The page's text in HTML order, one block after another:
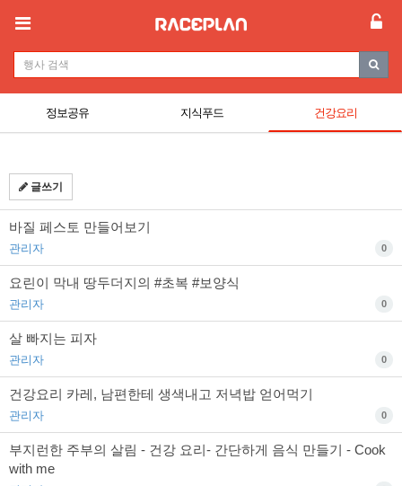
정보공유 지식푸드 건강요리
글쓰기
바질 페스토 만들어보기
관리자 0
요린이 막내 땅두더지의 #초복 #보양식
관리자 0
살 빠지는 피자
관리자 0
건강요리 카레, 남편한테 생색내고 저녁밥 얻어먹기
관리자 0
부지런한 주부의 살림 - 건강 요리- 간단하게 음식 만들기 - Cook
with me